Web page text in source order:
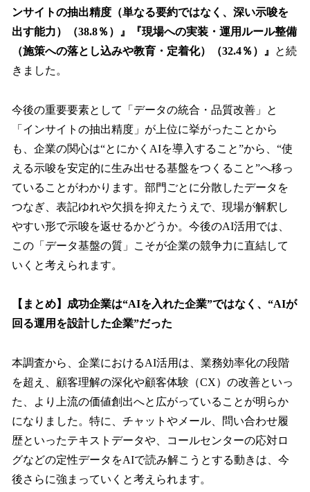
ンサイトの抽出精度（単なる要約ではなく、深い示唆を
出す能力）（38.8％）』『現場への実装・運用ルール整備
（施策への落とし込みや教育・定着化）（32.4％）』
と続
きました。
今後の重要要素として「データの統合・品質改善」と
「インサイトの抽出精度」が上位に挙がったことから
も、企業の関心は“とにかくAIを導入すること”から、“使
える示唆を安定的に生み出せる基盤をつくること”へ移っ
ていることがわかります。部門ごとに分散したデータを
つなぎ、表記ゆれや欠損を抑えたうえで、現場が解釈し
やすい形で示唆を返せるかどうか。今後のAI活用では、
この「データ基盤の質」こそが企業の競争力に直結して
いくと考えられます。
【まとめ】成功企業は“AIを入れた企業”ではなく、“AIが
回る運用を設計した企業”だった
本調査から、企業におけるAI活用は、業務効率化の段階
を超え、顧客理解の深化や顧客体験（CX）の改善といっ
た、より上流の価値創出へと広がっていることが明らか
になりました。特に、チャットやメール、問い合わせ履
歴といったテキストデータや、コールセンターの応対ロ
グなどの定性データをAIで読み解こうとする動きは、今
後さらに強まっていくと考えられます。